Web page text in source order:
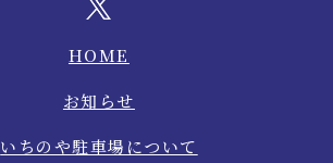
HOME
お知らせ
いちのや駐車場について